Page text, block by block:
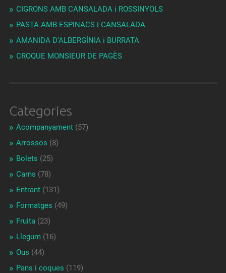
CIGRONS AMB CANSALADA i ROSSINYOLS
PASTA AMB ESPINACS i CANSALADA
AMANIDA D’ALBERGÍNIA i BURRATA
CROQUE MONSIEUR DE PAGÈS
Categories
Acompanyament(57)
Arrossos (8)
Bolets (25)
Carns (78)
Entrant(131)
Formatges (49)
Fruita (23)
Llegum (16)
Ous (44)
Pans i coques (119)